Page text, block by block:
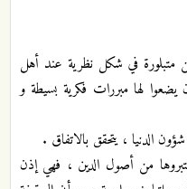
متبلورة في شكل نظرية عند أهل
يضعوا لها مبررات فكرية بسيطة و
الدنيا ، يتحقق بالاتفاق .
من أصول الدين ، فهي إذن